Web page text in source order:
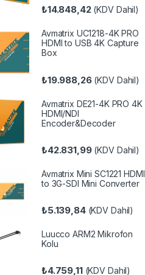
₺14.848,42(KDV Dahil)
Avmatrix UC1218-4K PRO
HDMI to USB 4K Capture
Box
₺19.988,26(KDV Dahil)
Avmatrix DE21-4K PRO 4K
HDMI/NDI
Encoder&Decoder
₺42.831,99(KDV Dahil)
Avmatrix Mini SC1221 HDMI
to 3G-SDI Mini Converter
₺5.139,84(KDV Dahil)
Luucco ARM2 Mikrofon
Kolu
₺4.759,11(KDV Dahil)